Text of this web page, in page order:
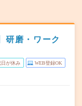
研磨・ワーク
日が休み WEB登録OK